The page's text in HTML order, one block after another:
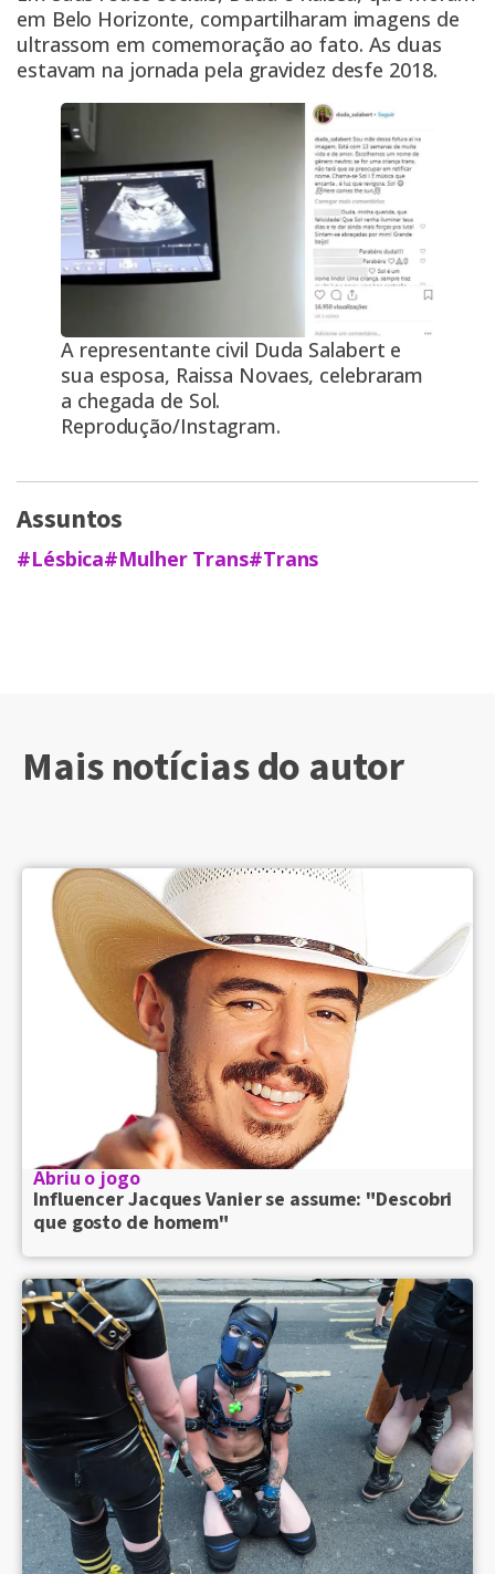
em Belo Horizonte, compartilharam imagens de
ultrassom em comemoração ao fato. As duas
estavam na jornada pela gravidez desfe 2018.
A representante civil Duda Salabert e
sua esposa, Raissa Novaes, celebraram
a chegada de Sol.
Reprodução/Instagram.
Assuntos
#Lésbica#Mulher Trans#Trans
Mais notícias do autor
Abriu o jogo
Influencer Jacques Vanier se assume: "Descobri
que gosto de homem"